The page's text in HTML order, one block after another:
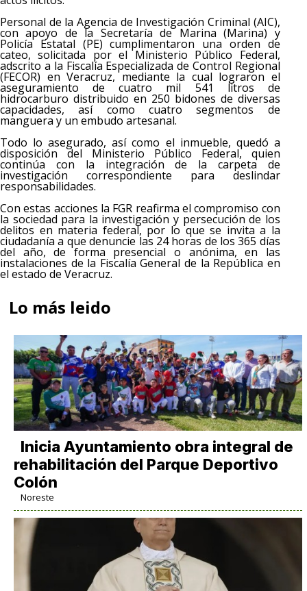
Personal de la Agencia de Investigación Criminal (AIC),
con apoyo de la Secretaría de Marina (Marina) y
Policía Estatal (PE) cumplimentaron una orden de
cateo, solicitada por el Ministerio Público Federal,
adscrito a la Fiscalía Especializada de Control Regional
(FECOR) en Veracruz, mediante la cual lograron el
aseguramiento de cuatro mil 541 litros de
hidrocarburo distribuido en 250 bidones de diversas
capacidades, así como cuatro segmentos de
manguera y un embudo artesanal.
Todo lo asegurado, así como el inmueble, quedó a
disposición del Ministerio Público Federal, quien
continúa con la integración de la carpeta de
investigación correspondiente para deslindar
responsabilidades.
Con estas acciones la FGR reafirma el compromiso con
la sociedad para la investigación y persecución de los
delitos en materia federal, por lo que se invita a la
ciudadanía a que denuncie las 24 horas de los 365 días
del año, de forma presencial o anónima, en las
instalaciones de la Fiscalía General de la República en
el estado de Veracruz.
Lo más leido
Inicia Ayuntamiento obra integral de
rehabilitación del Parque Deportivo
Colón
Noreste